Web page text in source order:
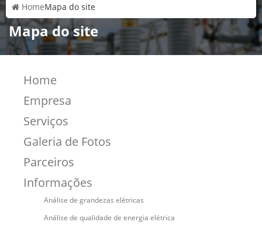
HomeMapa do site
Mapa do site
Home
Empresa
Serviços
Galeria de Fotos
Parceiros
Informações
Análise de grandezas elétricas
Análise de qualidade de energia elétrica